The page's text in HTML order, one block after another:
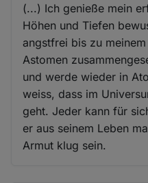
(...) Ich genieße mein
Höhen und Tiefen
angstfrei bis zu
Astomen
und werde wieder in
weiss, dass im
geht. Jeder kann für
er aus seinem Leben
Armut klug sein.